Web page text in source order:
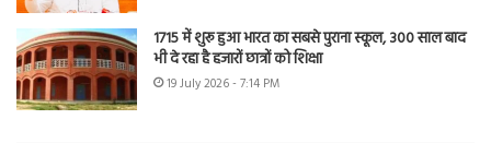
1715 में शुरू हुआ भारत का सबसे पुराना स्कूल, 300 साल बाद
भी दे रहा है हजारों छात्रों को शिक्षा
19 July 2026 - 7:14 PM